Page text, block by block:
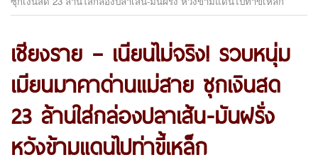
เชียงราย – เนียนไม่จริง! รวบหนุ่ม
เมียนมาคาด่านแม่สาย ซุกเงินสด
23 ล้านใส่กล่องปลาเส้น-มันฝรั่ง
หวังข้ามแดนไปท่าขี้เหล็ก